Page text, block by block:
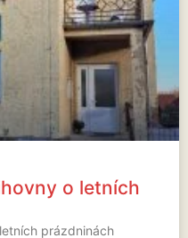
o letních
prázdninách